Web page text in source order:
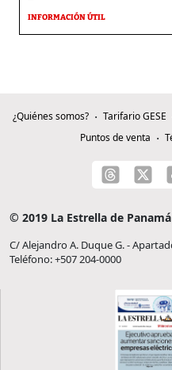
INFORMACIÓN ÚTIL
¿Quiénes somos? Tarifario GESE
Puntos de venta
© 2019 La Estrella de Panamá
C/ Alejandro A. Duque G. -
Teléfono: +507 204-0000